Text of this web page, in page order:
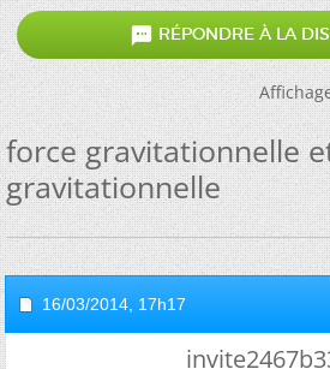
 RÉPONDRE À LA
force gravitationnelle
gravitationnelle
16/03/2014, 17h17